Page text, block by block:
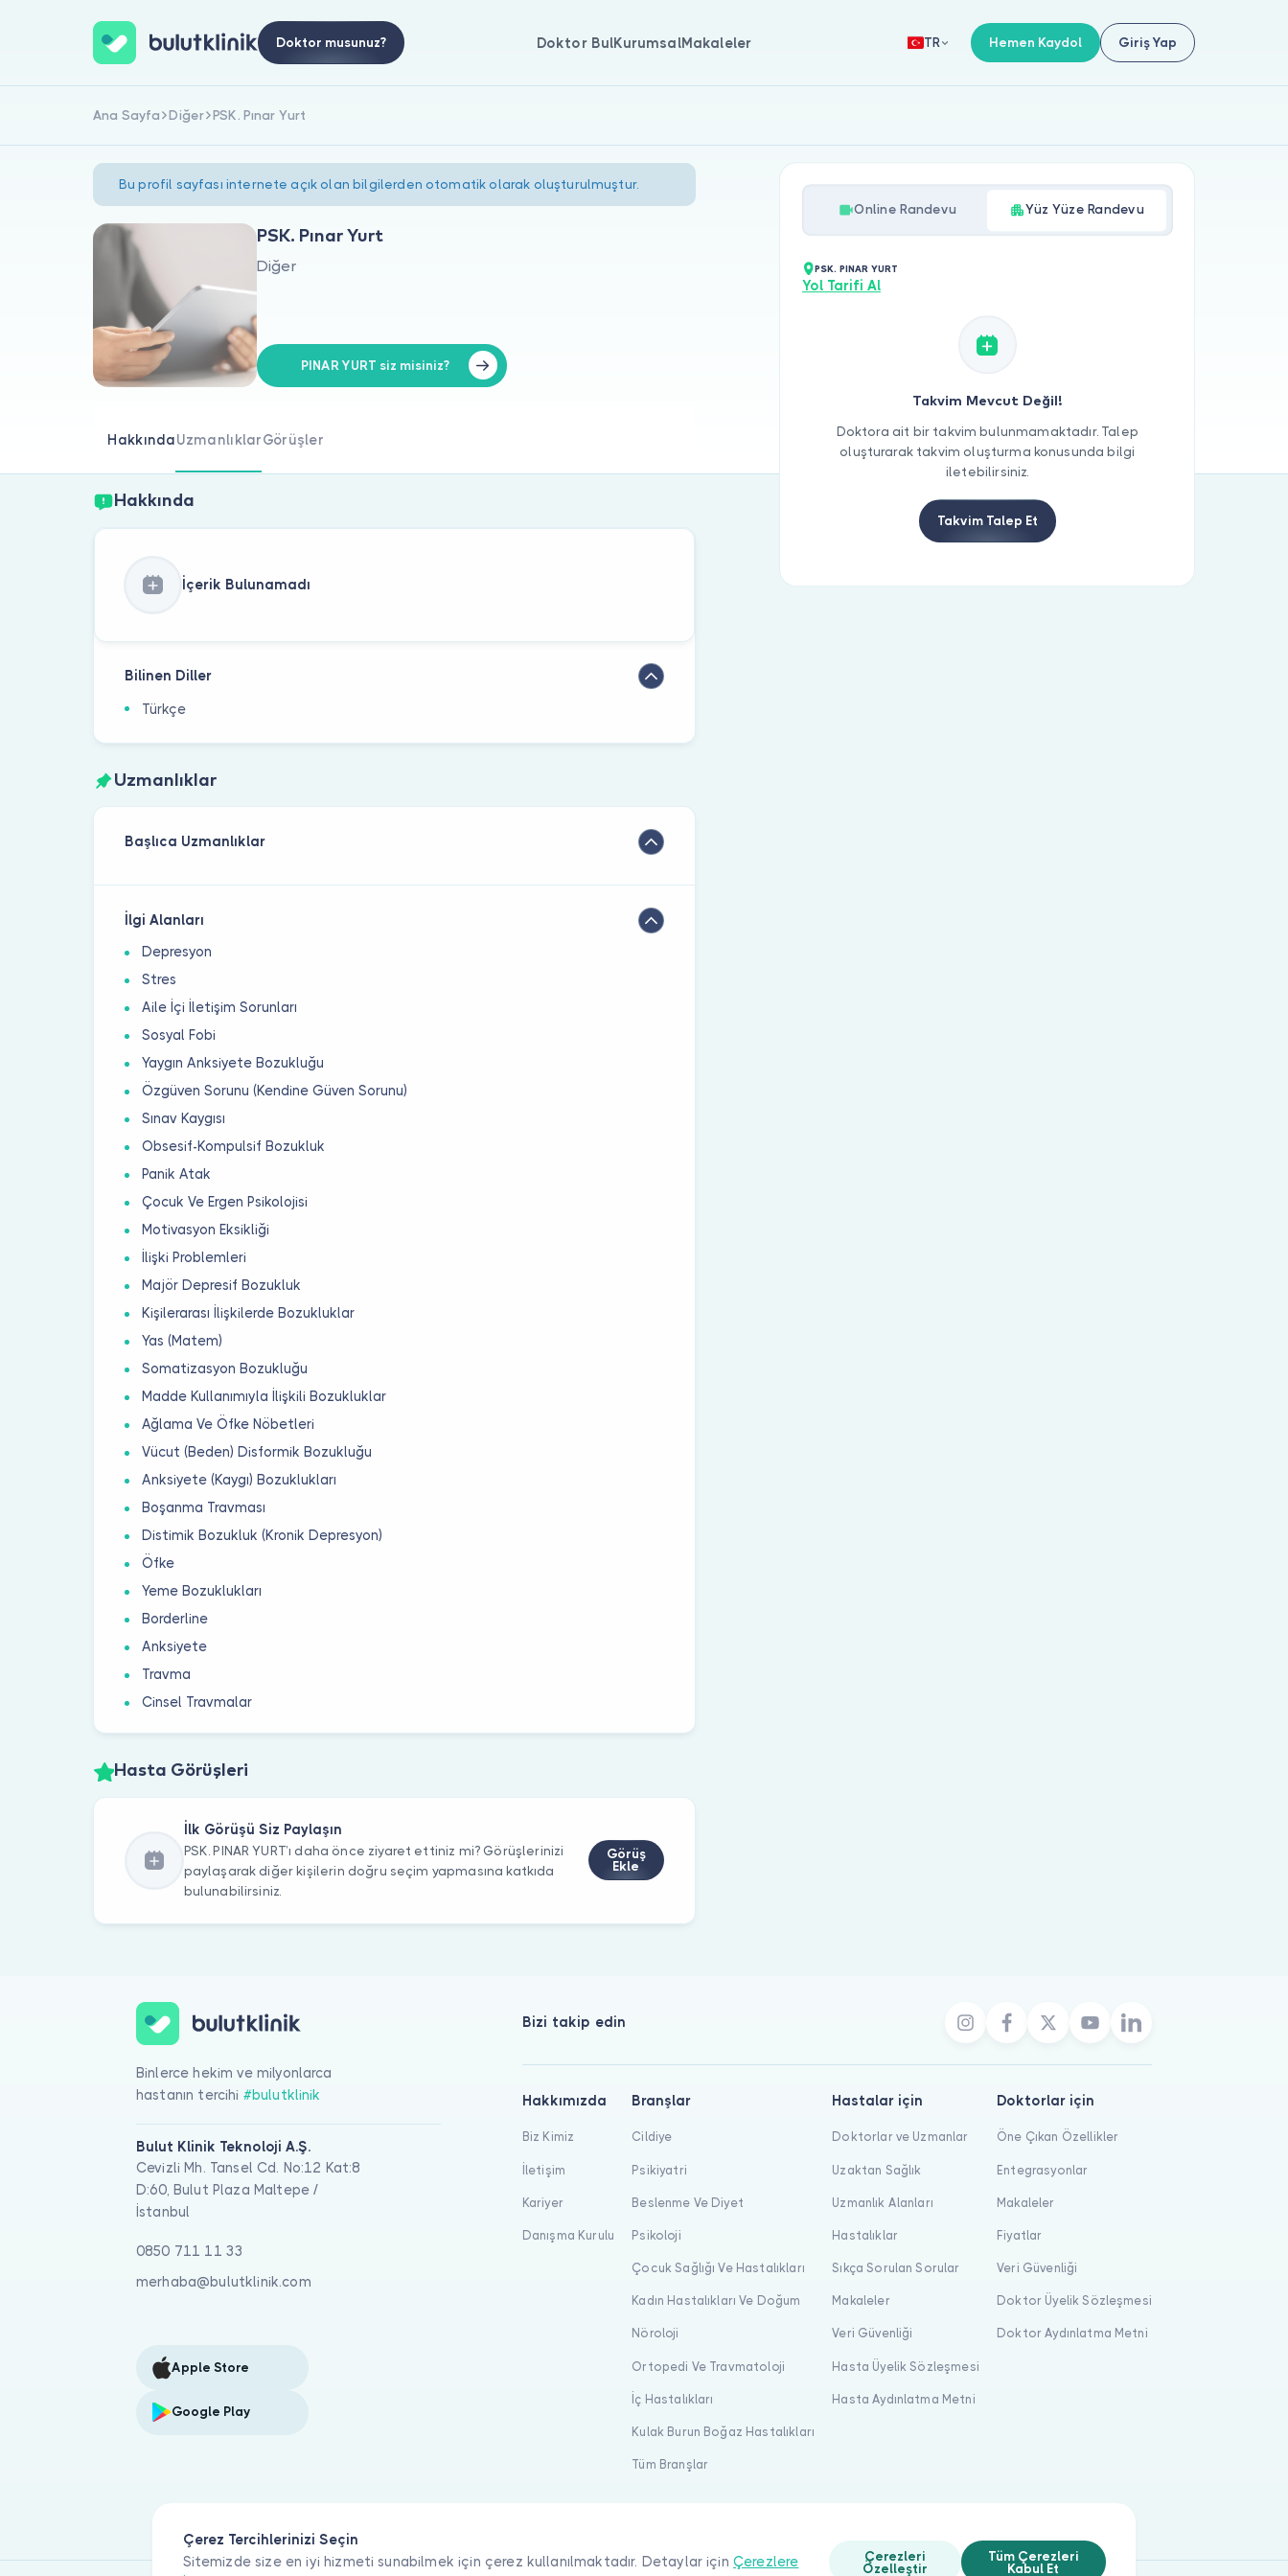
Doktor musunuz? Doktor BulKurumsalMakaleler TR Hemen Kaydol Giriş Yap
Ana Sayfa Diğer PSK. Pınar Yurt
Bu profil sayfası internete açık olan bilgilerden otomatik olarak oluşturulmuştur.
PSK. Pınar Yurt
Diğer
PINAR YURT siz misiniz?
HakkındaUzmanlıklarGörüşler
Hakkında
İçerik Bulunamadı
Bilinen Diller
Türkçe
Uzmanlıklar
Başlıca Uzmanlıklar
İlgi Alanları
Depresyon
Stres
Aile İçi İletişim Sorunları
Sosyal Fobi
Yaygın Anksiyete Bozukluğu
Özgüven Sorunu (Kendine Güven Sorunu)
Sınav Kaygısı
Obsesif-Kompulsif Bozukluk
Panik Atak
Çocuk Ve Ergen Psikolojisi
Motivasyon Eksikliği
İlişki Problemleri
Majör Depresif Bozukluk
Kişilerarası İlişkilerde Bozukluklar
Yas (Matem)
Somatizasyon Bozukluğu
Madde Kullanımıyla İlişkili Bozukluklar
Ağlama Ve Öfke Nöbetleri
Vücut (Beden) Disformik Bozukluğu
Anksiyete (Kaygı) Bozuklukları
Boşanma Travması
Distimik Bozukluk (Kronik Depresyon)
Öfke
Yeme Bozuklukları
Borderline
Anksiyete
Travma
Cinsel Travmalar
Hasta Görüşleri
İlk Görüşü Siz Paylaşın
PSK. PINAR YURT’ı daha önce ziyaret ettiniz mi? Görüşlerinizi
paylaşarak diğer kişilerin doğru seçim yapmasına katkıda
bulunabilirsiniz.
Görüş
Ekle
Online Randevu Yüz Yüze Randevu
PSK. PINAR YURT
Yol Tarifi Al
Takvim Mevcut Değil!
Doktora ait bir takvim bulunmamaktadır. Talep
oluşturarak takvim oluşturma konusunda bilgi
iletebilirsiniz.
Takvim Talep Et
Çerez Tercihlerinizi Seçin
Sitemizde size en iyi hizmeti sunabilmek için çerez kullanılmaktadır. Detaylar için Çerezlere
Çerezleri
Özelleştir
Tüm Çerezleri
Kabul Et
Binlerce hekim ve milyonlarca
hastanın tercihi #bulutklinik
Bulut Klinik Teknoloji A.Ş.
Cevizli Mh. Tansel Cd. No:12 Kat:8
D:60, Bulut Plaza Maltepe /
İstanbul
0850 711 11 33
merhaba@bulutklinik.com
Apple Store
Google Play
Bizi takip edin
Hakkımızda
Biz Kimiz
İletişim
Kariyer
Danışma Kurulu
Branşlar
Cildiye
Psikiyatri
Beslenme Ve Diyet
Psikoloji
Çocuk Sağlığı Ve Hastalıkları
Kadın Hastalıkları Ve Doğum
Nöroloji
Ortopedi Ve Travmatoloji
İç Hastalıkları
Kulak Burun Boğaz Hastalıkları
Tüm Branşlar
Hastalar için
Doktorlar ve Uzmanlar
Uzaktan Sağlık
Uzmanlık Alanları
Hastalıklar
Sıkça Sorulan Sorular
Makaleler
Veri Güvenliği
Hasta Üyelik Sözleşmesi
Hasta Aydınlatma Metni
Doktorlar için
Öne Çıkan Özellikler
Entegrasyonlar
Makaleler
Fiyatlar
Veri Güvenliği
Doktor Üyelik Sözleşmesi
Doktor Aydınlatma Metni